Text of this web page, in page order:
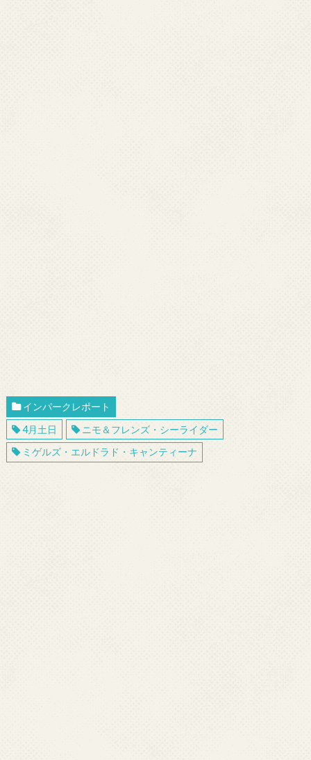
インパークレポート
4月土日
ニモ＆フレンズ・シーライダー
ミゲルズ・エルドラド・キャンティーナ